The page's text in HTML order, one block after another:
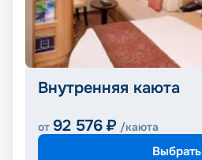
Внутренняя каюта
от 92 576 ₽ /каюта
Выбрать